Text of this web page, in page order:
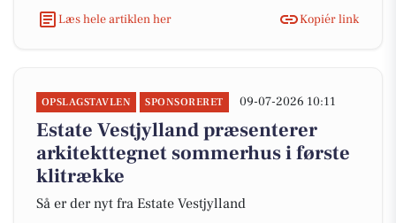
Læs hele artiklen her Kopiér link
OPSLAGSTAVLEN SPONSORERET 09-07-2026 10:11
Estate Vestjylland præsenterer
arkitekttegnet sommerhus i første
klitrække
Så er der nyt fra Estate Vestjylland